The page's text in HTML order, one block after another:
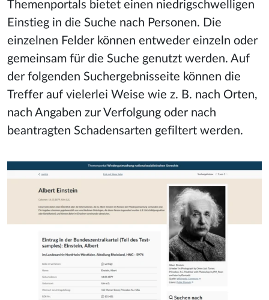
Themenportals bietet einen niedrigschwelligen
Einstieg in die Suche nach Personen. Die
einzelnen Felder können entweder einzeln oder
gemeinsam für die Suche genutzt werden. Auf
der folgenden Suchergebnisseite können die
Treffer auf vielerlei Weise wie z. B. nach Orten,
nach Angaben zur Verfolgung oder nach
beantragten Schadensarten gefiltert werden.